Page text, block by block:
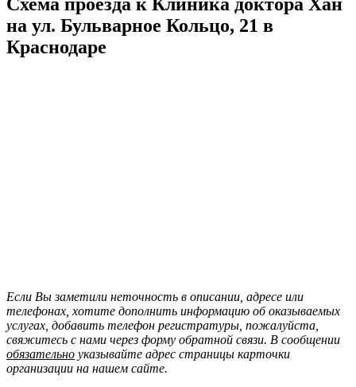
на ул. Бульварное Кольцо, 21 в
Краснодаре
Если Вы заметили неточность в описании, адресе или
телефонах, хотите дополнить информацию об оказываемых
услугах, добавить телефон регистратуры, пожалуйста,
свяжитесь с нами через форму обратной связи. В сообщении
обязательно указывайте адрес страницы карточки
организации на нашем сайте.